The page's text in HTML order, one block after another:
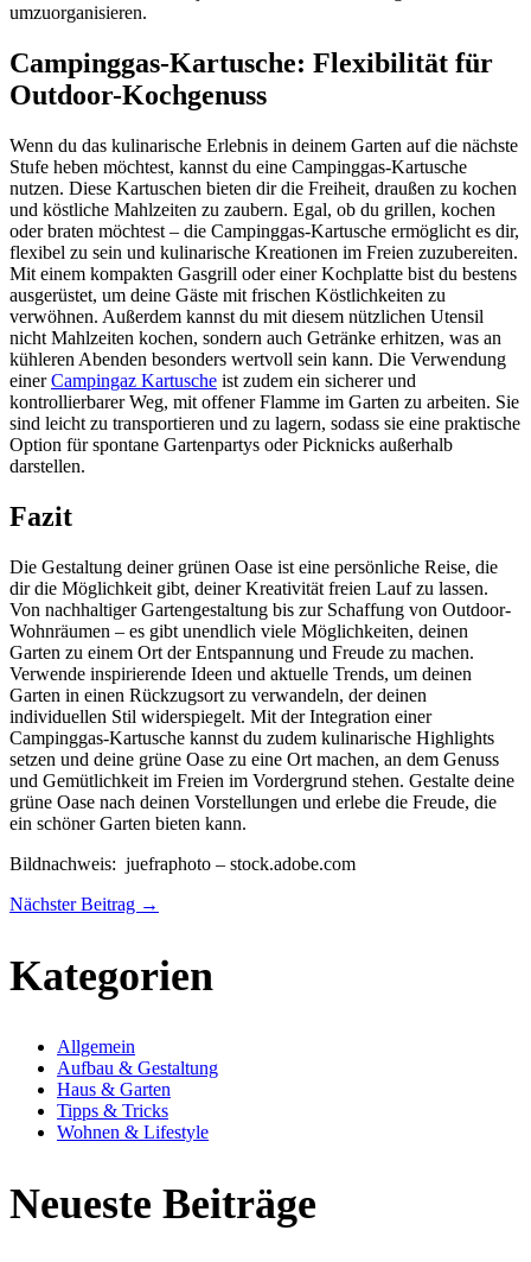
umzuorganisieren.
Campinggas-Kartusche: Flexibilität für
Outdoor-Kochgenuss
Wenn du das kulinarische Erlebnis in deinem Garten auf die nächste
Stufe heben möchtest, kannst du eine Campinggas-Kartusche
nutzen. Diese Kartuschen bieten dir die Freiheit, draußen zu kochen
und köstliche Mahlzeiten zu zaubern. Egal, ob du grillen, kochen
oder braten möchtest – die Campinggas-Kartusche ermöglicht es dir,
flexibel zu sein und kulinarische Kreationen im Freien zuzubereiten.
Mit einem kompakten Gasgrill oder einer Kochplatte bist du bestens
ausgerüstet, um deine Gäste mit frischen Köstlichkeiten zu
verwöhnen. Außerdem kannst du mit diesem nützlichen Utensil
nicht Mahlzeiten kochen, sondern auch Getränke erhitzen, was an
kühleren Abenden besonders wertvoll sein kann. Die Verwendung
einerCampingaz Kartusche ist zudem ein sicherer und
kontrollierbarer Weg, mit offener Flamme im Garten zu arbeiten. Sie
sind leicht zu transportieren und zu lagern, sodass sie eine praktische
Option für spontane Gartenpartys oder Picknicks außerhalb
darstellen.
Fazit
Die Gestaltung deiner grünen Oase ist eine persönliche Reise, die
dir die Möglichkeit gibt, deiner Kreativität freien Lauf zu lassen.
Von nachhaltiger Gartengestaltung bis zur Schaffung von Outdoor-
Wohnräumen – es gibt unendlich viele Möglichkeiten, deinen
Garten zu einem Ort der Entspannung und Freude zu machen.
Verwende inspirierende Ideen und aktuelle Trends, um deinen
Garten in einen Rückzugsort zu verwandeln, der deinen
individuellen Stil widerspiegelt. Mit der Integration einer
Campinggas-Kartusche kannst du zudem kulinarische Highlights
setzen und deine grüne Oase zu eine Ort machen, an dem Genuss
und Gemütlichkeit im Freien im Vordergrund stehen. Gestalte deine
grüne Oase nach deinen Vorstellungen und erlebe die Freude, die
ein schöner Garten bieten kann.
Bildnachweis: juefraphoto – stock.adobe.com
Nächster Beitrag →
Kategorien
Allgemein
Aufbau & Gestaltung
Haus & Garten
Tipps & Tricks
Wohnen & Lifestyle
Neueste Beiträge